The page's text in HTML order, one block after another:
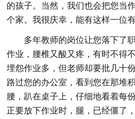
的孩子。当然，我们也会把您当
个家。我很庆幸，能有这样一位
多年教师的岗位让您落下了
作业，腰椎又酸又疼，有时不得
埋怨作业多，但老师却要批几十
路过您的办公室，看到您在那堆
腰，趴在桌子上，仔细地看着每
正要放下作业时，腿，已经僵了